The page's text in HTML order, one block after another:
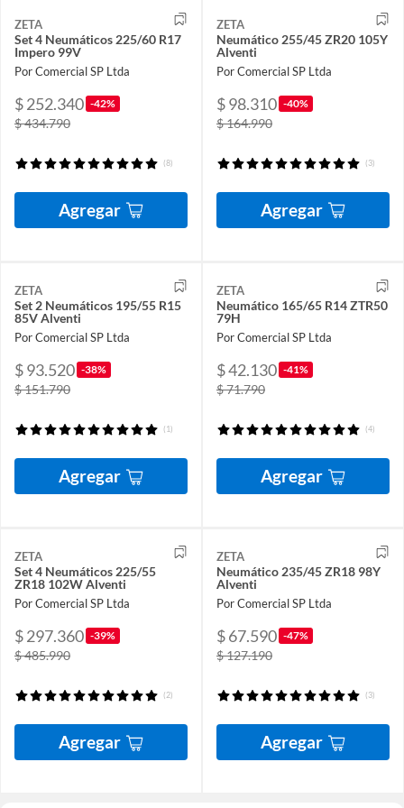
ZETA
Set 4 Neumáticos 225/60 R17
Impero 99V
Por Comercial SP Ltda
$ 252.340 -42%
$ 434.790
(8)
Agregar
ZETA
Neumático 255/45 ZR20 105Y
Alventi
Por Comercial SP Ltda
$ 98.310 -40%
$ 164.990
(3)
Agregar
ZETA
Set 2 Neumáticos 195/55 R15
85V Alventi
Por Comercial SP Ltda
$ 93.520 -38%
$ 151.790
(1)
Agregar
ZETA
Neumático 165/65 R14 ZTR50
79H
Por Comercial SP Ltda
$ 42.130 -41%
$ 71.790
(4)
Agregar
ZETA
Set 4 Neumáticos 225/55
ZR18 102W Alventi
Por Comercial SP Ltda
$ 297.360 -39%
$ 485.990
(2)
Agregar
ZETA
Neumático 235/45 ZR18 98Y
Alventi
Por Comercial SP Ltda
$ 67.590 -47%
$ 127.190
(3)
Agregar